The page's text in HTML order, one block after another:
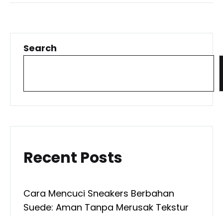
Search
Recent Posts
Cara Mencuci Sneakers Berbahan
Suede: Aman Tanpa Merusak Tekstur